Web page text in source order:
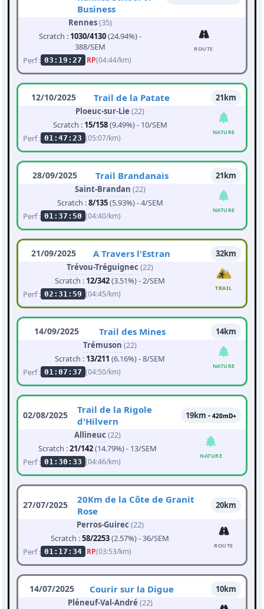
Business
Rennes(35)
Scratch : 1030/4130(24.94%) -
388/SEM
Perf : 03:19:27 RP(04:44/km)
ROUTE
12/10/2025 Trail de la Patate
21km
Ploeuc-sur-Lie (22)
Scratch : 15/158(9.49%) - 10/SEM
Perf : 01:47:23 (05:07/km)
NATURE
28/09/2025 Trail Brandanais
21km
Saint-Brandan (22)
Scratch :8/135(5.93%) - 4/SEM
Perf : 01:37:50 (04:40/km)
NATURE
21/09/2025 A Travers l'Estran
32km
Trévou-Tréguignec (22)
Scratch : 12/342(3.51%) - 2/SEM
Perf : 02:31:59 (04:45/km)
TRAIL
14/09/2025 Trail des Mines
14km
Trémuson (22)
Scratch : 13/211 (6.16%) - 8/SEM
Perf : 01:07:37 (04:50/km)
NATURE
02/08/2025
Trail de la Rigole
d'Hilvern
19km - 420mD+
Allineuc (22)
Scratch :21/142(14.79%) - 13/SEM
Perf : 01:30:33 (04:46/km)
NATURE
27/07/2025
20Km de la Côte de Granit
Rose
20km
Perros-Guirec (22)
Scratch :58/2253(2.57%) - 36/SEM
Perf : 01:17:34 RP(03:53/km)
ROUTE
14/07/2025 Courir sur la Digue
10km
Pléneuf-Val-André (22)